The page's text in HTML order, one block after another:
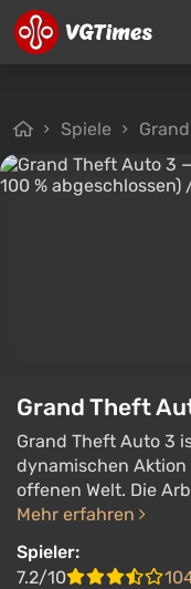
Spiele
Grand Theft
Grand Theft Auto 3
dynamischen
offenen Welt. Die
Mehr erfahren
Spieler:
7.2/10